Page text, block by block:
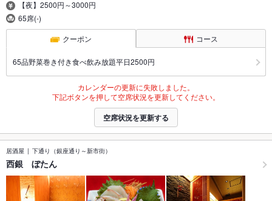
【夜】2500円～3000円
65席(-)
クーポン コース
65品野菜巻き付き食べ飲み放題平日2500円
カレンダーの更新に失敗しました。
下記ボタンを押して空席状況を更新してください。
空席状況を更新する
居酒屋 下通り（銀座通り～新市街）
西銀 ぼたん